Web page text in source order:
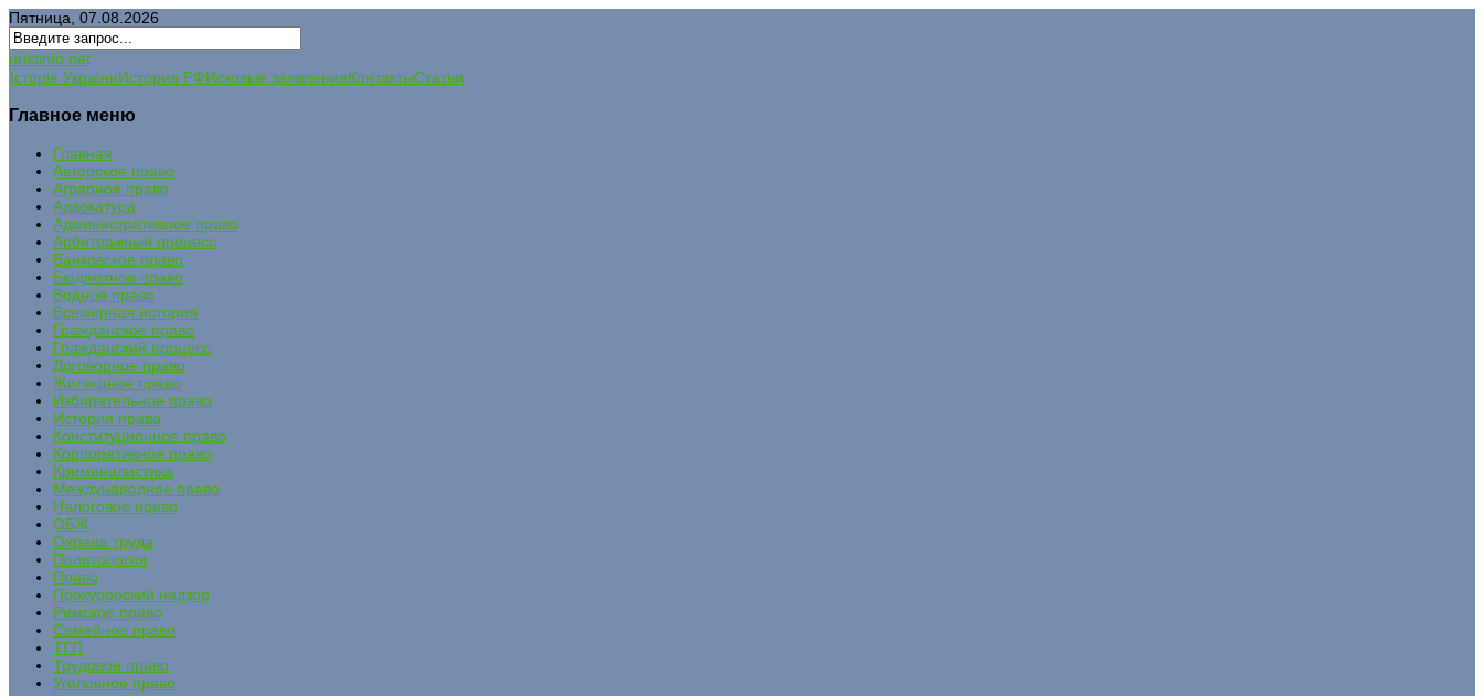
Пятница, 07.08.2026
uristinfo.net
Історія УкраїниИстория РФИсковые заявленияКонтактыСтатьи
Главное меню
Главная
Авторское право
Аграрное право
Адвокатура
Административное право
Арбитражный процесс
Банковское право
Бюджетное право
Водное право
Всемирная история
Гражданское право
Гражданский процесс
Договорное право
Жилищное право
Избирательное право
История права
Конституционное право
Корпоративное право
Криминалистика
Международное право
Налоговое право
ОБЖ
Охрана труда
Политология
Право
Прокурорский надзор
Римское право
Семейное право
ТГП
Трудовое право
Уголовное право